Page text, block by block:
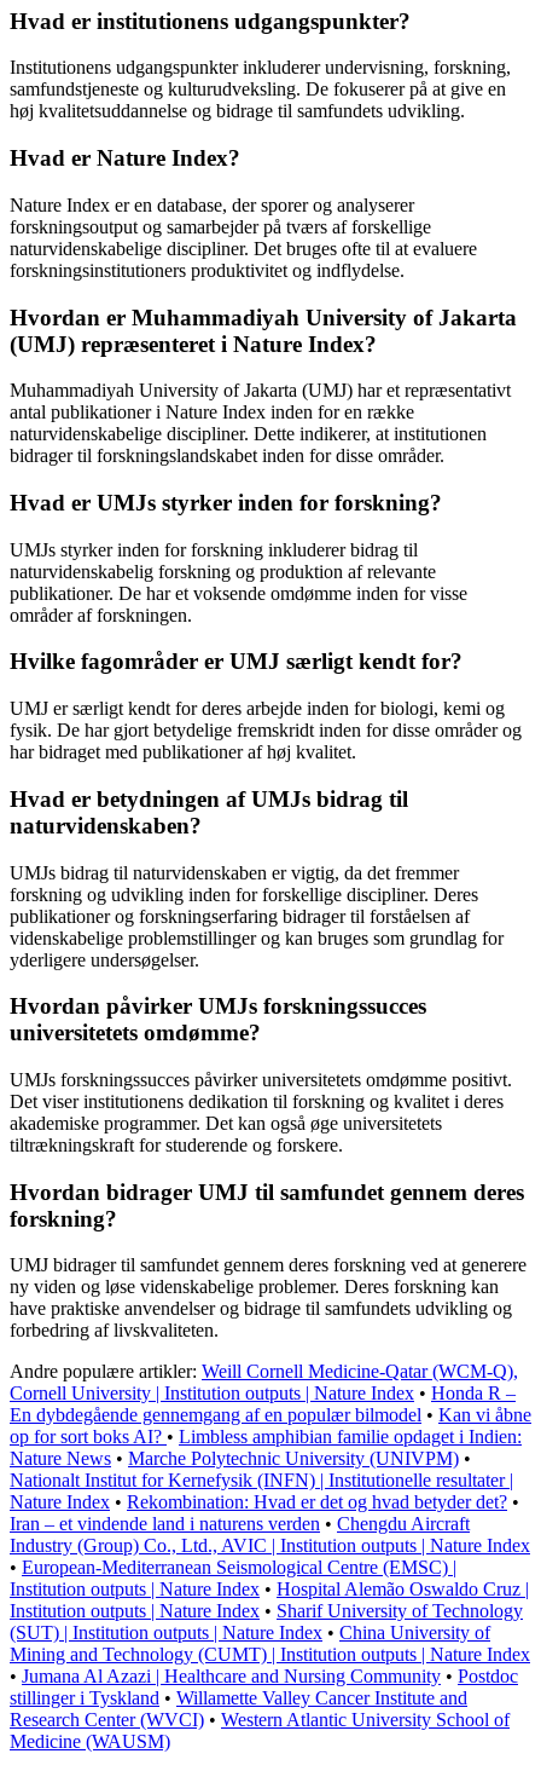
Hvad er institutionens udgangspunkter?
Institutionens udgangspunkter inkluderer undervisning, forskning,
samfundstjeneste og kulturudveksling. De fokuserer på at give en
høj kvalitetsuddannelse og bidrage til samfundets udvikling.
Hvad er Nature Index?
Nature Index er en database, der sporer og analyserer
forskningsoutput og samarbejder på tværs af forskellige
naturvidenskabelige discipliner. Det bruges ofte til at evaluere
forskningsinstitutioners produktivitet og indflydelse.
Hvordan er Muhammadiyah University of Jakarta
(UMJ) repræsenteret i Nature Index?
Muhammadiyah University of Jakarta (UMJ) har et repræsentativt
antal publikationer i Nature Index inden for en række
naturvidenskabelige discipliner. Dette indikerer, at institutionen
bidrager til forskningslandskabet inden for disse områder.
Hvad er UMJs styrker inden for forskning?
UMJs styrker inden for forskning inkluderer bidrag til
naturvidenskabelig forskning og produktion af relevante
publikationer. De har et voksende omdømme inden for visse
områder af forskningen.
Hvilke fagområder er UMJ særligt kendt for?
UMJ er særligt kendt for deres arbejde inden for biologi, kemi og
fysik. De har gjort betydelige fremskridt inden for disse områder og
har bidraget med publikationer af høj kvalitet.
Hvad er betydningen af UMJs bidrag til
naturvidenskaben?
UMJs bidrag til naturvidenskaben er vigtig, da det fremmer
forskning og udvikling inden for forskellige discipliner. Deres
publikationer og forskningserfaring bidrager til forståelsen af ​​
videnskabelige problemstillinger og kan bruges som grundlag for
yderligere undersøgelser.
Hvordan påvirker UMJs forskningssucces
universitetets omdømme?
UMJs forskningssucces påvirker universitetets omdømme positivt.
Det viser institutionens dedikation til forskning og kvalitet i deres
akademiske programmer. Det kan også øge universitetets
tiltrækningskraft for studerende og forskere.
Hvordan bidrager UMJ til samfundet gennem deres
forskning?
UMJ bidrager til samfundet gennem deres forskning ved at generere
ny viden og løse videnskabelige problemer. Deres forskning kan
have praktiske anvendelser og bidrage til samfundets udvikling og
forbedring af livskvaliteten.
Andre populære artikler: Weill Cornell Medicine-Qatar (WCM-Q),
Cornell University | Institution outputs | Nature Index • Honda R –
En dybdegående gennemgang af en populær bilmodel • Kan vi åbne
op for sort boks AI? • Limbless amphibian familie opdaget i Indien:
Nature News • Marche Polytechnic University (UNIVPM) •
Nationalt Institut for Kernefysik (INFN) | Institutionelle resultater |
Nature Index • Rekombination: Hvad er det og hvad betyder det? •
Iran – et vindende land i naturens verden • Chengdu Aircraft
Industry (Group) Co., Ltd., AVIC | Institution outputs | Nature Index
• European-Mediterranean Seismological Centre (EMSC) |
Institution outputs | Nature Index • Hospital Alemão Oswaldo Cruz |
Institution outputs | Nature Index • Sharif University of Technology
(SUT) | Institution outputs | Nature Index • China University of
Mining and Technology (CUMT) | Institution outputs | Nature Index
• Jumana Al Azazi | Healthcare and Nursing Community • Postdoc
stillinger i Tyskland • Willamette Valley Cancer Institute and
Research Center (WVCI) • Western Atlantic University School of
Medicine (WAUSM)